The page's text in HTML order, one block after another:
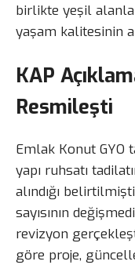
birlikte yeşil
yaşam kalitesinin
KAP
Resmileşti
Emlak Konut GYO
yapı ruhsatı
alındığı
sayısının
revizyon
göre proje,